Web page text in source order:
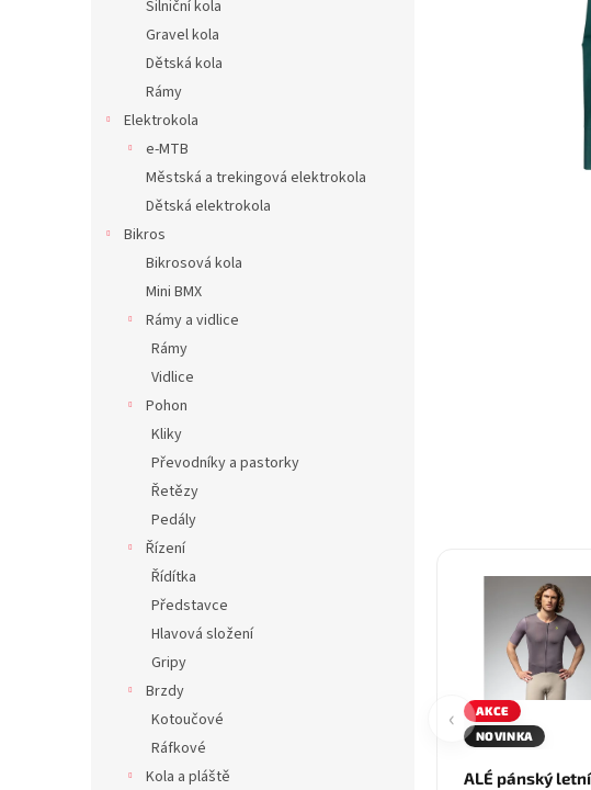
Silniční kola
Gravel kola
Dětská kola
Rámy
Elektrokola
e-MTB
Městská a trekingová elektrokola
Dětská elektrokola
Bikros
Bikrosová kola
Mini BMX
Rámy a vidlice
Rámy
Vidlice
Pohon
Kliky
Převodníky a pastorky
Řetězy
Pedály
Řízení
Řídítka
Představce
Hlavová složení
Gripy
Brzdy
Kotoučové
Ráfkové
Kola a pláště
‹
AKCE
NOVINKA
ALÉ pánský letní
M